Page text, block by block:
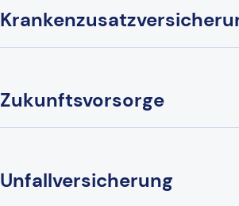
Zukunftsvorsorge
Unfallversicherung